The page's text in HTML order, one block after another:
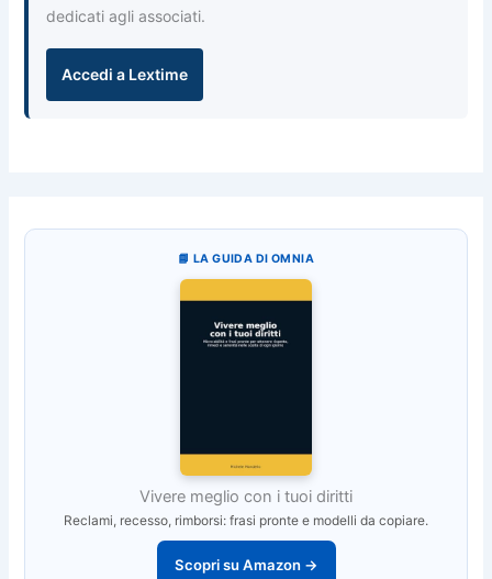
dedicati agli associati.
Accedi a Lextime
📘 LA GUIDA DI OMNIA
Vivere meglio con i tuoi diritti
Reclami, recesso, rimborsi: frasi pronte e modelli da copiare.
Scopri su Amazon →